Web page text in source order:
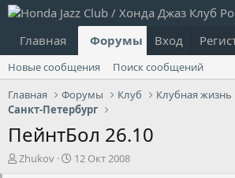
Главная Форумы Что
Вход
Новые сообщения
Поиск сообщений
Главная
Форумы Клуб
Клубная жизнь
Санкт-Петербург
ПейнтБол 26.10
А
Zhukov
Д12 Окт 2008